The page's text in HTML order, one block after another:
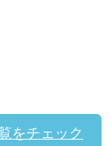
をチェック